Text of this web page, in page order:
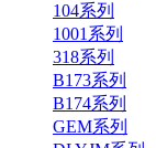
104系列
1001系列
318系列
B173系列
B174系列
GEM系列